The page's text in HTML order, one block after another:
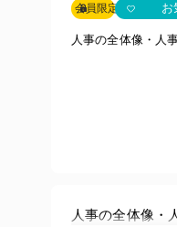
会員限定 お
人事の全体像・人
人事の全体像・